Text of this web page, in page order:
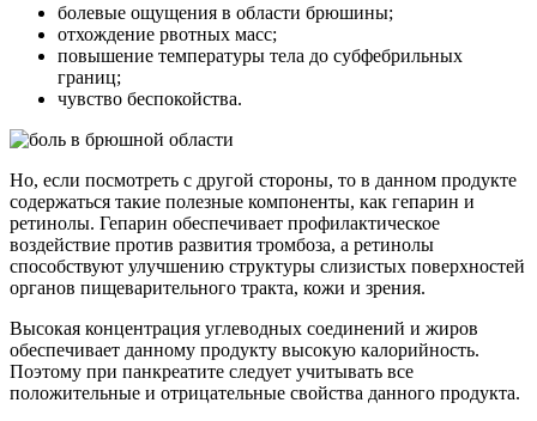
болевые ощущения в области брюшины;
отхождение рвотных масс;
повышение температуры тела до субфебрильных
границ;
чувство беспокойства.
Но, если посмотреть с другой стороны, то в данном продукте
содержаться такие полезные компоненты, как гепарин и
ретинолы. Гепарин обеспечивает профилактическое
воздействие против развития тромбоза, а ретинолы
способствуют улучшению структуры слизистых поверхностей
органов пищеварительного тракта, кожи и зрения.
Высокая концентрация углеводных соединений и жиров
обеспечивает данному продукту высокую калорийность.
Поэтому при панкреатите следует учитывать все
положительные и отрицательные свойства данного продукта.